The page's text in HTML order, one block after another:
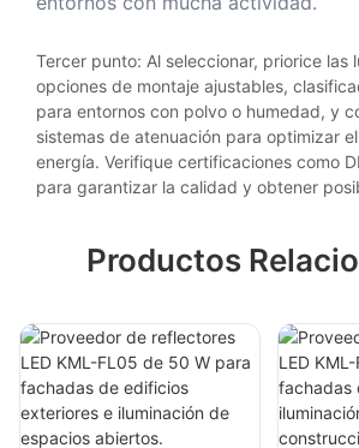
Tercer punto: Al seleccionar, priorice las
opciones de montaje ajustables,
para entornos con polvo o humedad, y
sistemas de atenuación para optimizar
energía. Verifique certificaciones como
para garantizar la calidad y obtener
Productos